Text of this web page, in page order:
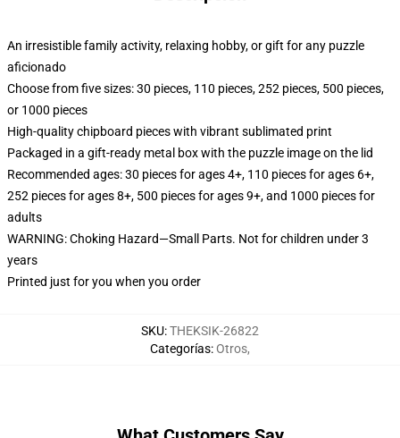
An irresistible family activity, relaxing hobby, or gift for any puzzle
aficionado
Choose from five sizes: 30 pieces, 110 pieces, 252 pieces, 500 pieces,
or 1000 pieces
High-quality chipboard pieces with vibrant sublimated print
Packaged in a gift-ready metal box with the puzzle image on the lid
Recommended ages: 30 pieces for ages 4+, 110 pieces for ages 6+,
252 pieces for ages 8+, 500 pieces for ages 9+, and 1000 pieces for
adults
WARNING: Choking Hazard—Small Parts. Not for children under 3
years
Printed just for you when you order
SKU:THEKSIK-26822
Categorías:Otros,